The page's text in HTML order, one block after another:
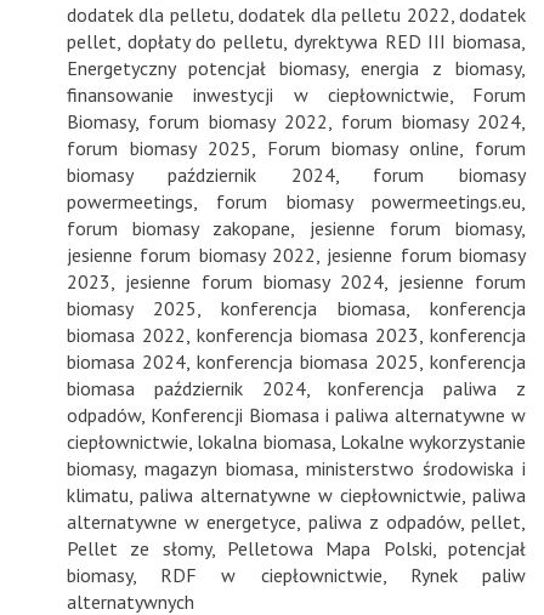
dodatek dla pelletu ,dodatek dla pelletu 2022 ,dodatek
pellet dopłaty do pelletu dyrektywa RED III biomasa
Energetyczny potencjał biomasy,energia z biomasy,
finansowanie inwestycji w ciepłownictwie
Forum
Biomasy, forum biomasy 2022 forum biomasy 2024
forum biomasy 2025
Forum biomasy online
forum
biomasy październik 2024, forum biomasy
powermeetings
forum biomasy powermeetings.eu
forum biomasy zakopane
jesienne forum biomasy,
jesienne forum biomasy 2022 jesienne forum biomasy
2023
jesienne forum biomasy 2024
jesienne forum
biomasy 2025
konferencja biomasa
konferencja
biomasa 2022 konferencja biomasa 2023 konferencja
biomasa 2024 konferencja biomasa 2025 konferencja
biomasa październik 2024,konferencja paliwa z
odpadów, Konferencji Biomasa i paliwa alternatywne w
ciepłownictwie lokalna biomasa Lokalne wykorzystanie
biomasy, magazyn biomasa ministerstwo środowiska i
klimatu paliwa alternatywne w ciepłownictwie paliwa
alternatywne w energetyce paliwa z odpadów,pellet
Pellet ze słomy, Pelletowa Mapa Polski ,potencjał
biomasy, RDF w ciepłownictwie
Rynek paliw
alternatywnych